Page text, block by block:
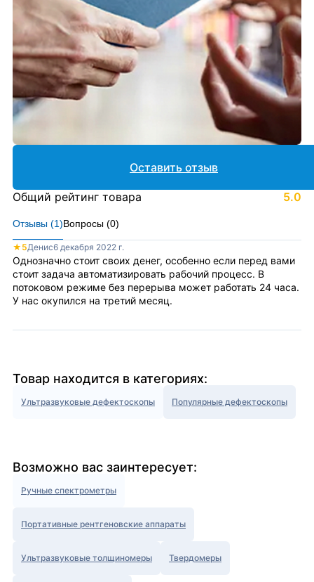
Отзывы (1)Вопросы (0)
★ 5Денис6 декабря 2022 г.
Однозначно стоит своих денег, особенно если перед вами
стоит задача автоматизировать рабочий процесс. В
потоковом режиме без перерыва может работать 24 часа.
У нас окупился на третий месяц.
Оставить отзыв
Общий рейтинг товара 5.0
Товар находится в категориях:
Ультразвуковые дефектоскопы Популярные дефектоскопы
Возможно вас заинтересует:
Ручные спектрометры
Портативные рентгеновские аппараты
Ультразвуковые толщиномеры Твердомеры